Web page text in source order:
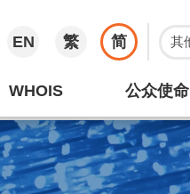
EN 繁 简
WHOIS 公众使命